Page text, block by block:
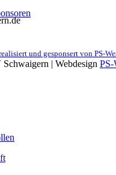
und gesponsert von PS-
| Webdesign PS-